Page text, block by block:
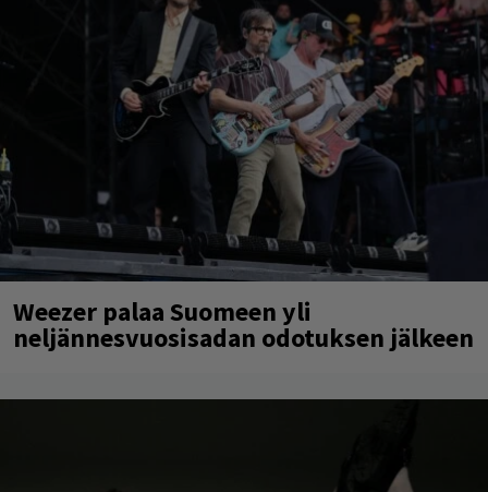
Weezer palaa Suomeen yli
neljännesvuosisadan odotuksen jälkeen